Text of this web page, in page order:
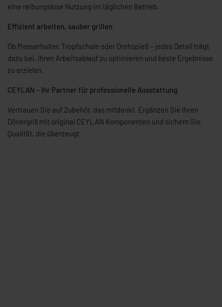
eine reibungslose Nutzung im täglichen Betrieb.
Effizient arbeiten, sauber grillen
Ob Messerhalter, Tropfschale oder Drehspieß – jedes Detail trägt
dazu bei, Ihren Arbeitsablauf zu optimieren und beste Ergebnisse
zu erzielen.
CEYLAN – Ihr Partner für professionelle Ausstattung
Vertrauen Sie auf Zubehör, das mitdenkt. Ergänzen Sie Ihren
Dönergrill mit original CEYLAN Komponenten und sichern Sie
Qualität, die überzeugt.